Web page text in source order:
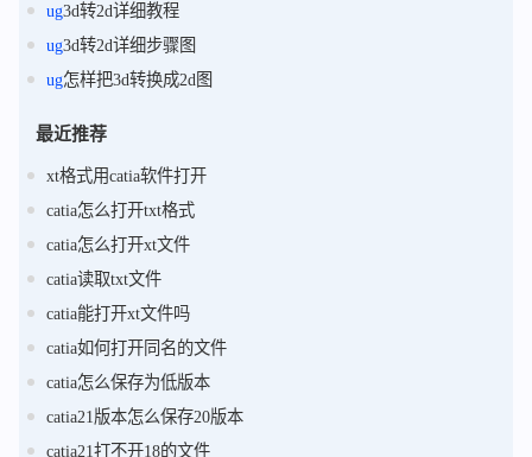
ug3d转2d详细教程
ug3d转2d详细步骤图
ug怎样把3d转换成2d图
最近推荐
xt格式用catia软件打开
catia怎么打开txt格式
catia怎么打开xt文件
catia读取txt文件
catia能打开xt文件吗
catia如何打开同名的文件
catia怎么保存为低版本
catia21版本怎么保存20版本
catia21打不开18的文件